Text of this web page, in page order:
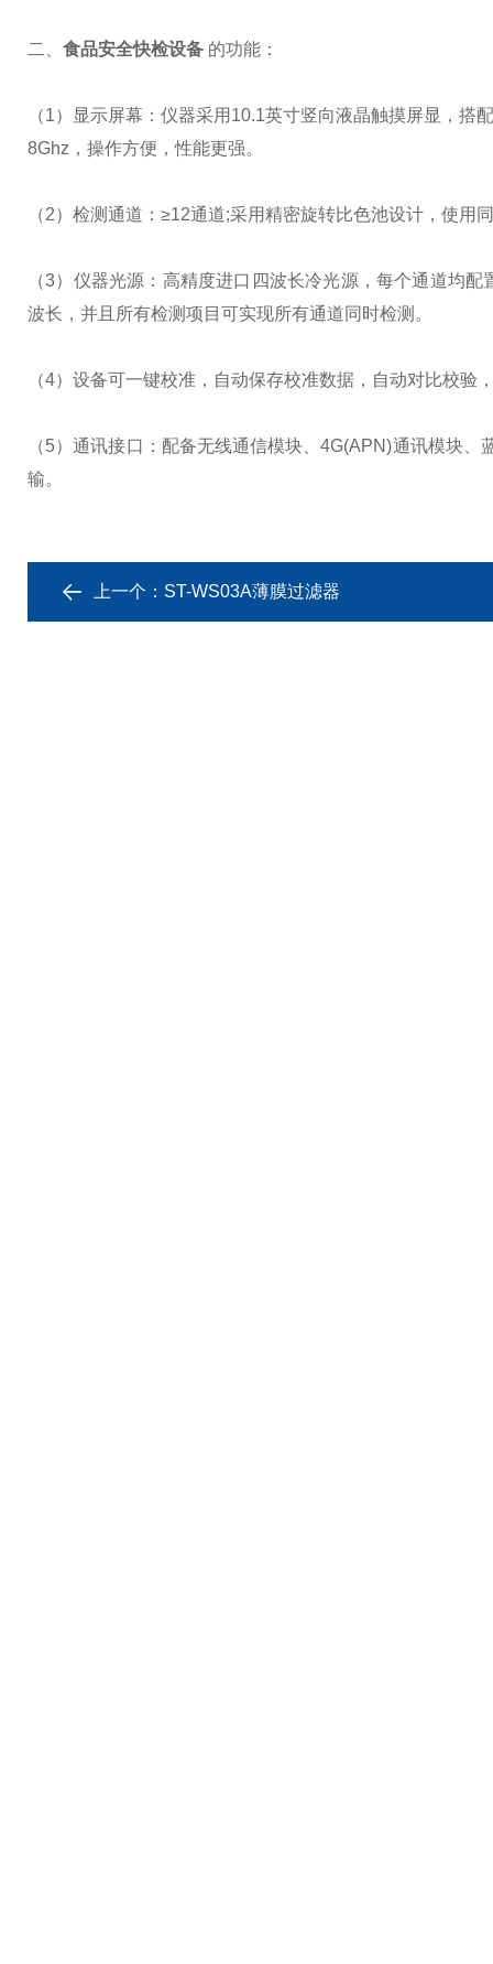
二、 食品安全快检设备 的功能：
（1）显示屏幕：仪器采用10.1英寸竖向液晶触摸屏显，
8Ghz，操作方便，性能更强。
（2）检测通道：≥12通道;采用精密旋转比色池设计，使
（3）仪器光源：高精度进口四波长冷光源，每个通道均
波长，并且所有检测项目可实现所有通道同时检测。
（4）设备可一键校准，自动保存校准数据，自动对比校
（5）通讯接口：配备无线通信模块、4G(APN)通讯模块
输。
上一个： ST-WS03A薄膜过滤器